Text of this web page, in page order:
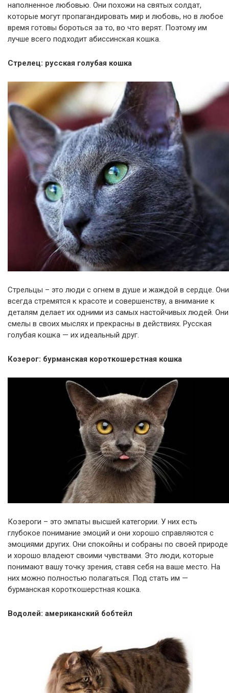
наполненное любовью. Они похожи на святых солдат,
которые могут пропагандировать мир и любовь, но в любое
время готовы бороться за то, во что верят. Поэтому им
лучше всего подходит абиссинская кошка.
Стрелец: русская голубая кошка
Стрельцы – это люди с огнем в душе и жаждой в сердце. Они
всегда стремятся к красоте и совершенству, а внимание к
деталям делает их одними из самых настойчивых людей. Они
смелы в своих мыслях и прекрасны в действиях. Русская
голубая кошка — их идеальный друг.
Козерог: бурманская короткошерстная кошка
Козероги – это эмпаты высшей категории. У них есть
глубокое понимание эмоций и они хорошо справляются с
эмоциями других. Они спокойны и собраны по своей природе
и хорошо владеют своими чувствами. Это люди, которые
понимают вашу точку зрения, ставя себя на ваше место. На
них можно полностью полагаться. Под стать им —
бурманская короткошерстная кошка.
Водолей: американский бобтейл